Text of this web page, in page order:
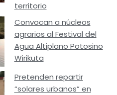
territorio
Convocan a núcleos
agrarios al Festival del
Agua Altiplano Potosino
Wirikuta
Pretenden repartir
“solares urbanos” en